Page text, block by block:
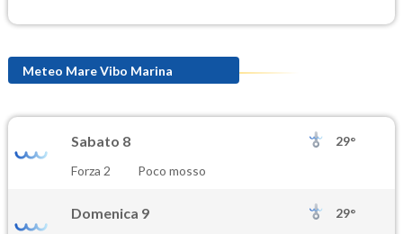
Meteo Mare Vibo Marina
Sabato 8
29°
Forza 2
Poco mosso
Domenica 9
29°